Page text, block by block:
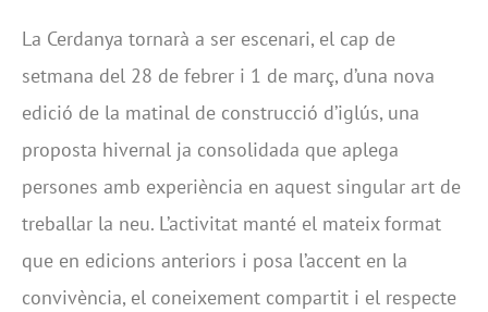
La Cerdanya tornarà a ser escenari, el cap de
setmana del 28 de febrer i 1 de març, d’una nova
edició de la matinal de construcció d’iglús, una
proposta hivernal ja consolidada que aplega
persones amb experiència en aquest singular art de
treballar la neu. L’activitat manté el mateix format
que en edicions anteriors i posa l’accent en la
convivència, el coneixement compartit i el respecte